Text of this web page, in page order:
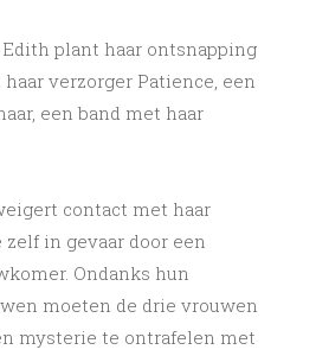
plant haar ontsnapping
verzorger Patience, een
een band met haar
contact met haar
zelf in gevaar door een
Ondanks hun
moeten de drie vrouwen
mysterie te ontrafelen met